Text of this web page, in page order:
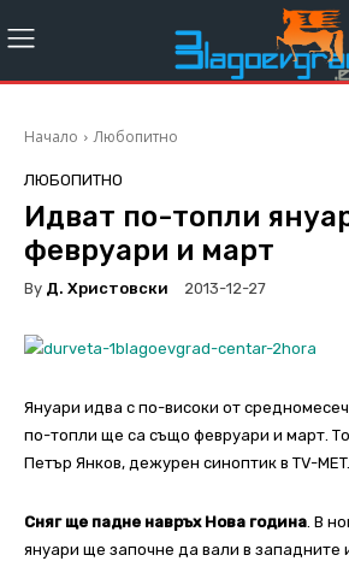
Начало Любопитно
ЛЮБОПИТНО
Идват по-топли
февруари и март
By Д. Христовски 2013-12-27
Януари идва с по-високи от
по-топли ще са също февруари и март.
Петър Янков, дежурен синоптик в TV-MET.
Сняг ще падне навръх Нова година. В
януари ще започне да вали в западните